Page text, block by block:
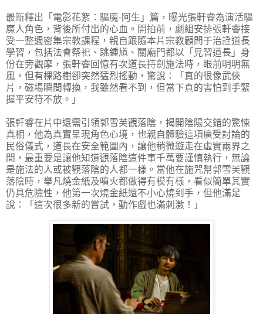
最新釋出「電影花絮：驅魔-阿生」篇，曝光張軒睿為演活驅
魔人角色，背後所付出的心血。開拍前，劇組安排張軒睿接
受一整週密集宗教課程，親自跟隨本片宗教顧問于治詮道長
學習，包括法會祭祀、跳鍾馗、關廟門都以「見習道長」身
份在旁觀摩，張軒睿回憶有次道長持劍施法時，眼前明明無
風，但有棵路樹卻突然猛烈搖動，驚說：「真的很像武俠
片，磁場瞬間轉換，我雖然看不到，但當下真的害怕到手緊
握平安符不放。」
張軒睿在片中還需引領郭雪芙觀落陰，揭開陰陽交錯的驚悚
真相，他為真實呈現角色心境，也親自體驗這項廣受討論的
民俗儀式，道長在安全範圍內，讓他稍微遊走在虛實兩界之
間，最重要是讓他知道觀落陰這件事千萬要謹慎執行，無論
是施法的人或被觀落陰的人都一樣。當他在施咒幫郭雪芙觀
落陰時，舉凡燒金紙及噴火都做得有模有樣，看似簡單其實
仍具危險性，他第一次燒金紙還不小心燒到手，但他滿足
說：「這次很多新的嘗試，動作戲也滿刺激！」